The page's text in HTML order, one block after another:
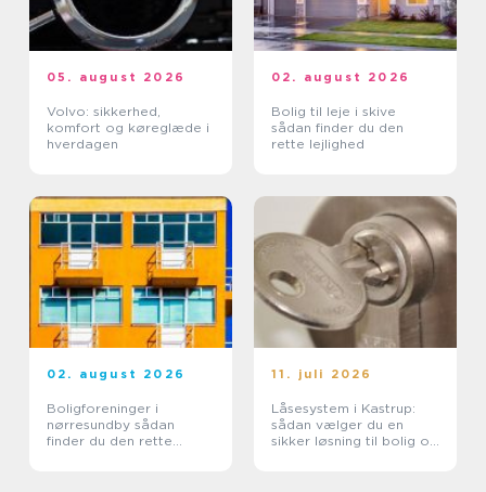
05. august 2026
Volvo: sikkerhed,
komfort og køreglæde i
hverdagen
02. august 2026
Bolig til leje i skive
sådan finder du den
rette lejlighed
02. august 2026
Boligforeninger i
nørresundby sådan
finder du den rette
11. juli 2026
Låsesystem i Kastrup:
sådan vælger du en
sikker løsning til bolig og